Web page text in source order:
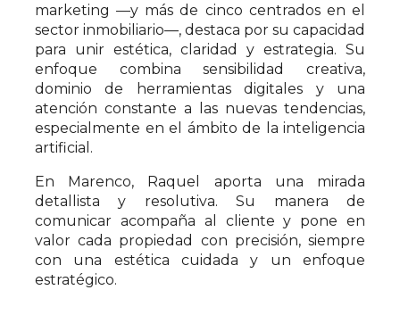
marketing —y más de cinco centrados en el
sector inmobiliario—, destaca por su capacidad
para unir estética, claridad y estrategia. Su
enfoque combina sensibilidad creativa,
dominio de herramientas digitales y una
atención constante a las nuevas tendencias,
especialmente en el ámbito de la inteligencia
artificial.
En Marenco, Raquel aporta una mirada
detallista y resolutiva. Su manera de
comunicar acompaña al cliente y pone en
valor cada propiedad con precisión, siempre
con una estética cuidada y un enfoque
estratégico.